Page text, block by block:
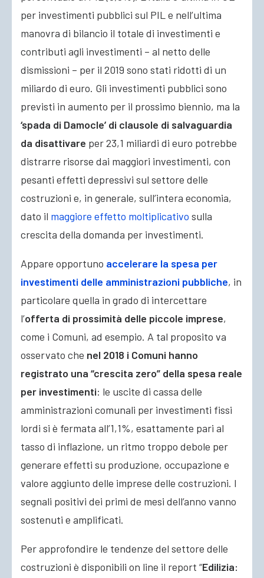
per investimenti pubblici sul PIL e nell’ultima
manovra di bilancio il totale di investimenti e
contributi agli investimenti – al netto delle
dismissioni – per il 2019 sono stati ridotti di un
miliardo di euro. Gli investimenti pubblici sono
previsti in aumento per il prossimo biennio, ma la
‘spada di Damocle’ di clausole di salvaguardia
da disattivare per 23,1 miliardi di euro potrebbe
distrarre risorse dai maggiori investimenti, con
pesanti effetti depressivi sul settore delle
costruzioni e, in generale, sull’intera economia,
dato il maggiore effetto moltiplicativo sulla
crescita della domanda per investimenti.
Appare opportuno accelerare la spesa per
investimenti delle amministrazioni pubbliche, in
particolare quella in grado di intercettare
l’offerta di prossimità delle piccole imprese,
come i Comuni, ad esempio. A tal proposito va
osservato che nel 2018 i Comuni hanno
registrato una “crescita zero” della spesa reale
per investimenti: le uscite di cassa delle
amministrazioni comunali per investimenti fissi
lordi si è fermata all’1,1%, esattamente pari al
tasso di inflazione, un ritmo troppo debole per
generare effetti su produzione, occupazione e
valore aggiunto delle imprese delle costruzioni. I
segnali positivi dei primi de mesi dell’anno vanno
sostenuti e amplificati.
Per approfondire le tendenze del settore delle
costruzioni è disponibili on line il report “Edilizia: